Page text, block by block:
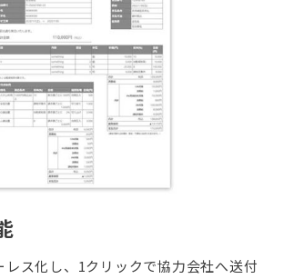
レス化し、1クリックで協力会社へ送付